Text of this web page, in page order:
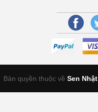
Bản quyền thuộc về Sen Nhật